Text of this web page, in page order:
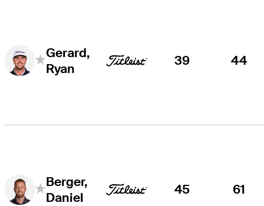
Gerard,
Ryan
39 44
Berger,
Daniel
45 61